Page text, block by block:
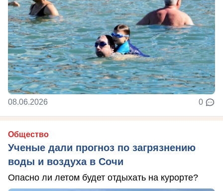
08.06.2026 0
Общество
Ученые дали прогноз по загрязнению
воды и воздуха в Сочи
Опасно ли летом будет отдыхать на курорте?